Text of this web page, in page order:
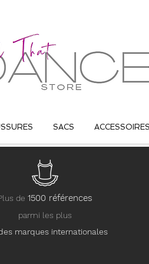
SACS ACCESSOIRES
de 1500 références
parmi les plus
marques internationales